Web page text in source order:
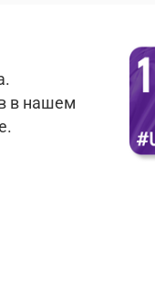
в нашем